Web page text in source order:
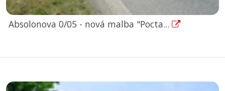
Absolonova 0/05 - nová malba "Pocta...